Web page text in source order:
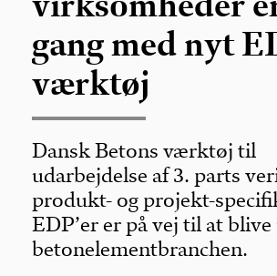
gang med nyt
værktøj
Dansk Betons værktøj til
udarbejdelse af 3. parts
produkt- og projekt-
EDP’er er på vej til at
betonelementbranchen.